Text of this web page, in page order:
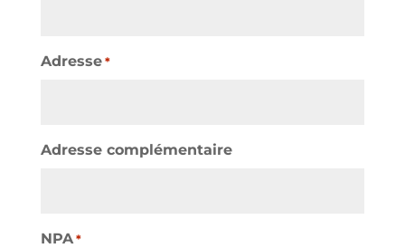
Adresse *
Adresse complémentaire
NPA *